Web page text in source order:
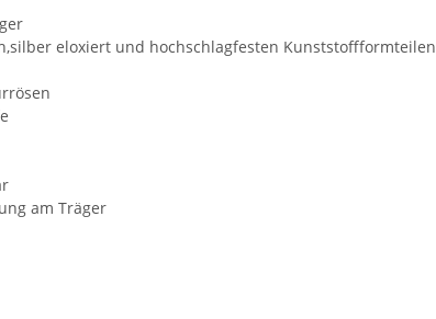
eloxiert und hochschlagfesten Kunststoffformteilen
am Träger